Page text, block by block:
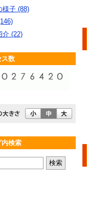
様子 (88)
介 (22)
ス数
内検索